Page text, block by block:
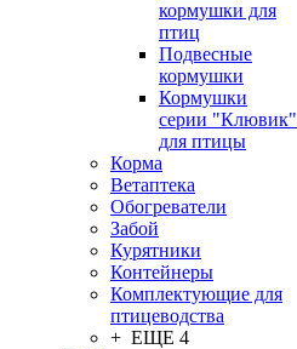
кормушки для
птиц
Подвесные
кормушки
Кормушки
серии "Клювик"
для птицы
Корма
Ветаптека
Обогреватели
Забой
Курятники
Контейнеры
Комплектующие для
птицеводства
+ ЕЩЕ 4